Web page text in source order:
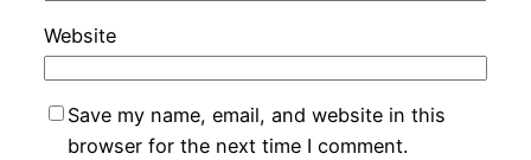
Website
Save my name, email, and website in this
browser for the next time I comment.